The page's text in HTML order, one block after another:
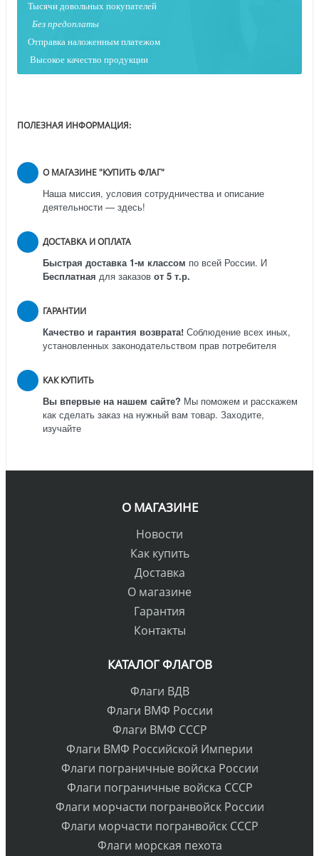
Тысячи довольных покупателей
Без предоплаты
Отправка наложенным платежом
Высокое качество продукции
ПОЛЕЗНАЯ ИНФОРМАЦИЯ:
О МАГАЗИНЕ "КУПИТЬ ФЛАГ"
Наша миссия, условия сотрудничества и описание
деятельности — здесь!
ДОСТАВКА И ОПЛАТА
Быстрая доставка 1-м классом по всей России. И
Бесплатная для заказов от 5 т.р.
ГАРАНТИИ
Качество и гарантия возврата! Соблюдение всех иных,
установленных законодательством прав потребителя
КАК КУПИТЬ
Вы впервые на нашем сайте? Мы поможем и расскажем
как сделать заказ на нужный вам товар. Заходите,
изучайте
О МАГАЗИНЕ
Новости
Как купить
Доставка
О магазине
Гарантия
Контакты
КАТАЛОГ ФЛАГОВ
Флаги ВДВ
Флаги ВМФ России
Флаги ВМФ СССР
Флаги ВМФ Российской Империи
Флаги пограничные войска России
Флаги пограничные войска СССР
Флаги морчасти погранвойск России
Флаги морчасти погранвойск СССР
Флаги морская пехота